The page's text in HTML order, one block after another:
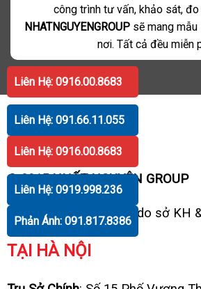
công trình tư vấn, khảo sát,
NHATNGUYENGROUP sẽ mang
nơi. Tất cả đều miễn
© 2015 NHẤT NGUYÊN GROUP
GPĐKKD : 0106833837 do sở KH
TẠI HÀ NỘI
Liên Hệ: 0916.00.8683
Liên Hệ: 091.66.11.055
Liên Hệ: 0916.00.8683
Liên Hệ: 0919.998.236
Phản Ánh: 091.817.8386